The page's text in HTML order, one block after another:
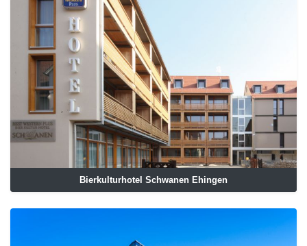
Bierkulturhotel Schwanen Ehingen